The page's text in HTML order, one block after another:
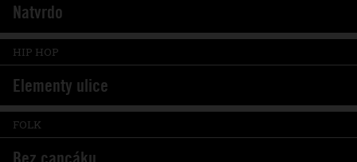
Natvrdo
HIP HOP
Elementy ulice
FOLK